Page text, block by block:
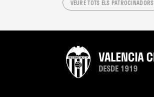
VEURE TOTS ELS PATROCINADORS